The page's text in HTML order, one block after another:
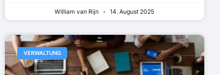
William van Rijn 14. August 2025
VERWALTUNG